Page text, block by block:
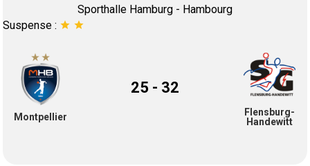
Sporthalle Hamburg - Hambourg
Suspense : star star
Montpellier
25 - 32
Flensburg-
Handewitt